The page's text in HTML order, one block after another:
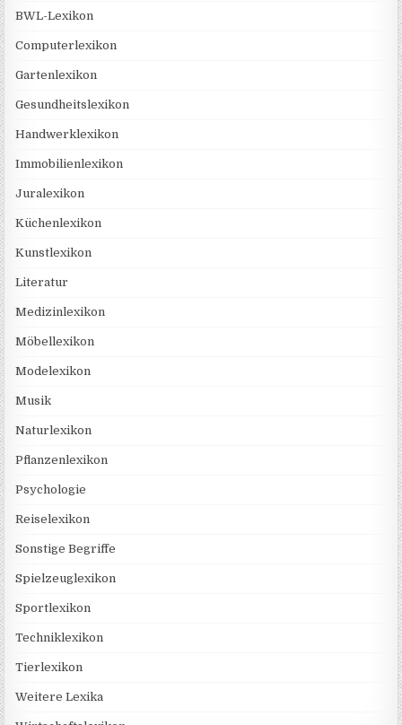
BWL-Lexikon
Computerlexikon
Gartenlexikon
Gesundheitslexikon
Handwerklexikon
Immobilienlexikon
Juralexikon
Küchenlexikon
Kunstlexikon
Literatur
Medizinlexikon
Möbellexikon
Modelexikon
Musik
Naturlexikon
Pflanzenlexikon
Psychologie
Reiselexikon
Sonstige Begriffe
Spielzeuglexikon
Sportlexikon
Techniklexikon
Tierlexikon
Weitere Lexika